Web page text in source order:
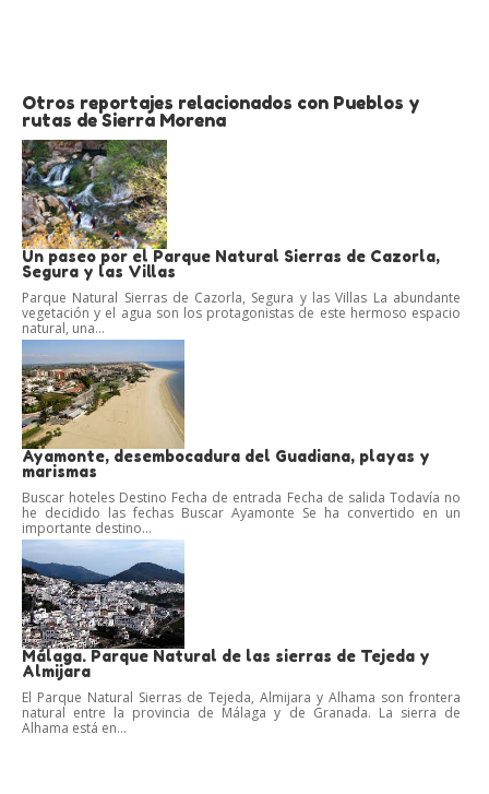
Otros reportajes relacionados con Pueblos y
rutas de Sierra Morena
Un paseo por el Parque Natural Sierras de Cazorla,
Segura y las Villas
Parque Natural Sierras de Cazorla, Segura y las Villas La abundante
vegetación y el agua son los protagonistas de este hermoso espacio
natural, una...
Ayamonte, desembocadura del Guadiana, playas y
marismas
Buscar hoteles Destino Fecha de entrada Fecha de salida Todavía no
he decidido las fechas Buscar Ayamonte Se ha convertido en un
importante destino...
Málaga. Parque Natural de las sierras de Tejeda y
Almijara
El Parque Natural Sierras de Tejeda, Almijara y Alhama son frontera
natural entre la provincia de Málaga y de Granada. La sierra de
Alhama está en...